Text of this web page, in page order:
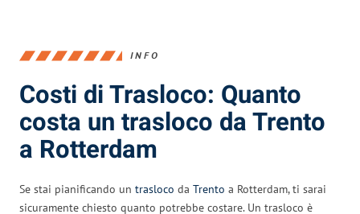
INFO
Costi di Trasloco: Quanto
costa un trasloco da Trento
a Rotterdam
Se stai pianificando un trasloco da Trento a Rotterdam, ti sarai
sicuramente chiesto quanto potrebbe costare. Un trasloco è